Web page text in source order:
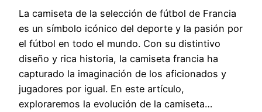
La camiseta de la selección de fútbol de Francia
es un símbolo icónico del deporte y la pasión por
el fútbol en todo el mundo. Con su distintivo
diseño y rica historia, la camiseta francia ha
capturado la imaginación de los aficionados y
jugadores por igual. En este artículo,
exploraremos la evolución de la camiseta…